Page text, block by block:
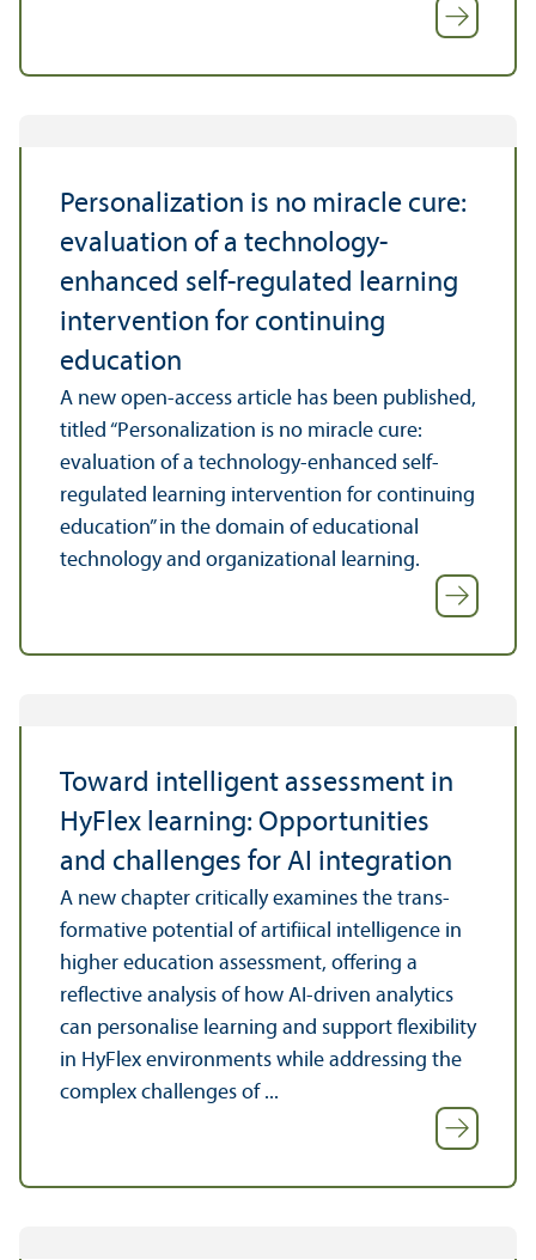
Personalization is no miracle cure:
evaluation of a technology-
enhanced self-regulated learning
intervention for continuing
education
A new open-access article has been published,
titled “Personalization is no miracle cure:
evaluation of a technology-enhanced self-
regulated learning intervention for continuing
education” in the domain of educational
technology and organizational learning.
Toward intelligent assessment in
HyFlex learning: Opportunities
and challenges for AI integration
A new chapter critically examines the trans­
formative potential of artifiical intelligence in
higher education assessment, offering a
reflective analysis of how AI-driven analytics
can personalise learning and support flexibility
in HyFlex environments while addressing the
complex challenges of ...